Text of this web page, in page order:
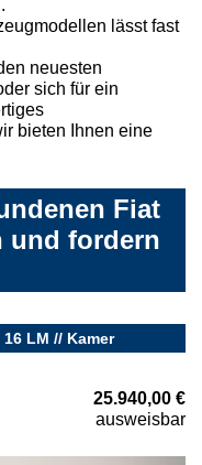
lässt fast
neuesten
sich für ein
bieten Ihnen eine
Fiat
und fordern
LM // Kamer
25.940,00 €
ausweisbar